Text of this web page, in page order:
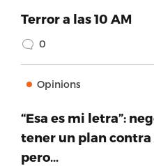
Terror a las 10 AM
0
Opinions
“Esa es mi letra”:
tener un plan contra
pero…